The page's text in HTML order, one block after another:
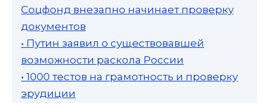
Соцфонд внезапно начинает проверку
документов
• Путин заявил о существовавшей
возможности раскола России
• 1000 тестов на грамотность и проверку
эрудиции